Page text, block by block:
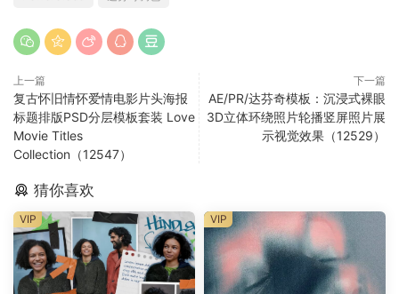
上一篇
复古怀旧情怀爱情电影片头海报
标题排版PSD分层模板套装 Love
Movie Titles
Collection（12547）
下一篇
AE/PR/达芬奇模板：沉浸式裸眼
3D立体环绕照片轮播竖屏照片展
示视觉效果（12529）
猜你喜欢
VIP VIP